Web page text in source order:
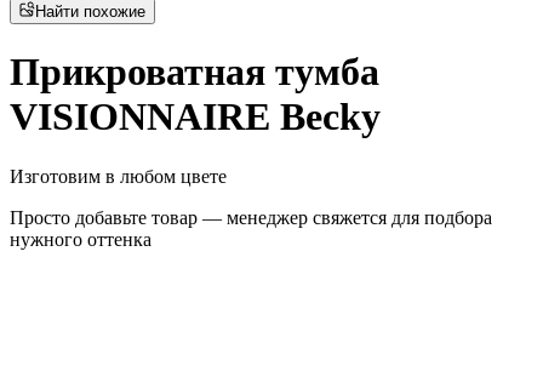
Найти похожие
Прикроватная тумба
VISIONNAIRE Becky
Изготовим в любом цвете
Просто добавьте товар — менеджер свяжется для подбора
нужного оттенка